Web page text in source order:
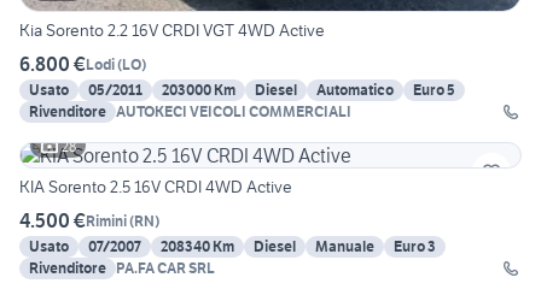
Kia Sorento 2.2 16V CRDI VGT 4WD Active
6.800 €Lodi(LO)
Usato
05/2011 203000 Km Diesel Automatico
Euro 5
Rivenditore AUTOKECI VEICOLI COMMERCIALI
28
KIA Sorento 2.5 16V CRDI 4WD Active
4.500 €Rimini(RN)
Usato
07/2007 208340 Km Diesel Manuale
Euro 3
Rivenditore PA.FA CAR SRL